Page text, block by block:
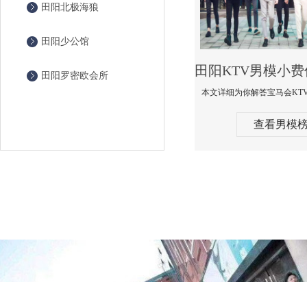
田阳北极海狼
田阳少公馆
田阳罗密欧会所
查看男模